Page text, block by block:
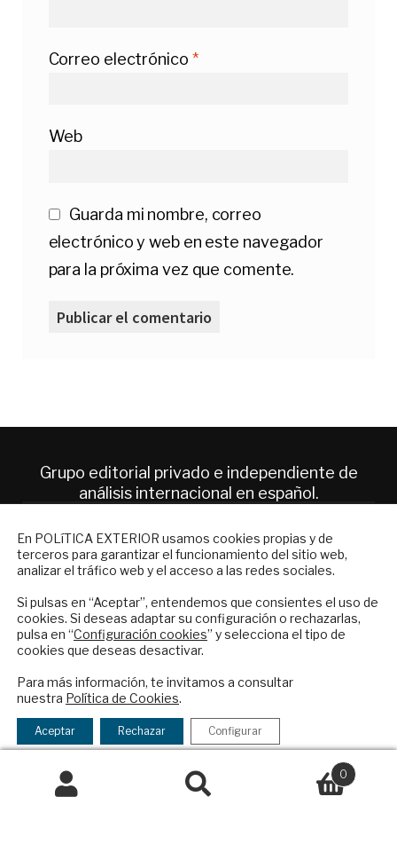
Correo electrónico *
Web
Guarda mi nombre, correo
electrónico y web en este navegador
para la próxima vez que comente.
Grupo editorial privado e independiente de
análisis internacional en español.
ES
Suscripciones
Productos y precios
Preguntas frecuentes
Condiciones generales de contratación
Colaboraciones
Publicidad
Contacto
Política Exterior
Buscar
0
En POLíTICA EXTERIOR usamos cookies propias y de
terceros para garantizar el funcionamiento del sitio web,
analizar el tráfico web y el acceso a las redes sociales.
Si pulsas en “Aceptar”, entendemos que consientes el uso de
cookies. Si deseas adaptar su configuración o rechazarlas,
pulsa en “Configuración cookies” y selecciona el tipo de
cookies que deseas desactivar.
Para más información, te invitamos a consultar
nuestra Política de Cookies.
Aceptar Rechazar Configurar
NEWSLETTER
Suscríbase a nuestro boletín electrónico y
reciba en su correo el mejor análisis
internacional en español.
Checkbox
acepto
la
política
de
política de privacidad